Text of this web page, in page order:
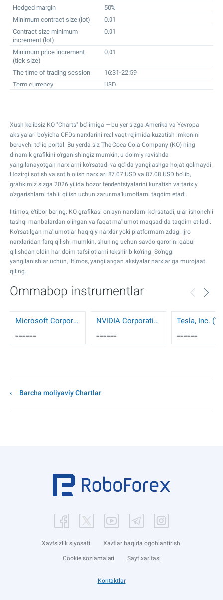
Hedged margin
50%
Minimum contract size (lot)
0.01
Contract size minimum
increment (lot)
0.01
Minimum price increment
(tick size)
0.01
The time of trading session
16:31-22:59
Term currency
USD
Xush kelibsiz KO "Charts" bo'limiga — bu yer sizga Amerika va Yevropa
aksiyalari bo'yicha CFDs narxlarini real vaqt rejimida kuzatish imkonini
beruvchi to'liq portal. Bu yerda siz The Coca-Cola Company (KO) ning
dinamik grafikini o'rganishingiz mumkin, u doimiy ravishda
yangilanayotgan narxlarni ko'rsatadi va qo'lda yangilashga hojat qolmaydi.
Hozirgi sotish va sotib olish narxlari 87.07 USD va 87.08 USD bo'lib,
grafikimiz sizga 2026 yilida bozor tendentsiyalarini kuzatish va tarixiy
o'zgarishlarni tahlil qilish uchun zarur ma'lumotlarni taqdim etadi.
Iltimos, e'tibor bering: KO grafikasi onlayn narxlarni ko'rsatadi, ular ishonchli
tashqi manbalardan olingan va faqat ma'lumot maqsadida taqdim etiladi.
Ko'rsatilgan ma'lumotlar haqiqiy narxlar yoki platformamizdagi ijro
narxlaridan farq qilishi mumkin, shuning uchun savdo qarorini qabul
qilishdan oldin har doim tafsilotlarni tekshirib ko'ring. So'nggi
yangilanishlar uchun, iltimos, yangilangan aksiyalar narxlariga murojaat
qiling.
Ommabop instrumentlar
Microsoft Corporation (MSFT)
------
NVIDIA Corporation (NVDA)
------
Tesla, Inc.
------
Barcha moliyaviy Chartlar
Xavfsizlik siyosati Xavflar haqida ogohlantirish
Cookie sozlamalari Sayt xaritasi
Kontaktlar